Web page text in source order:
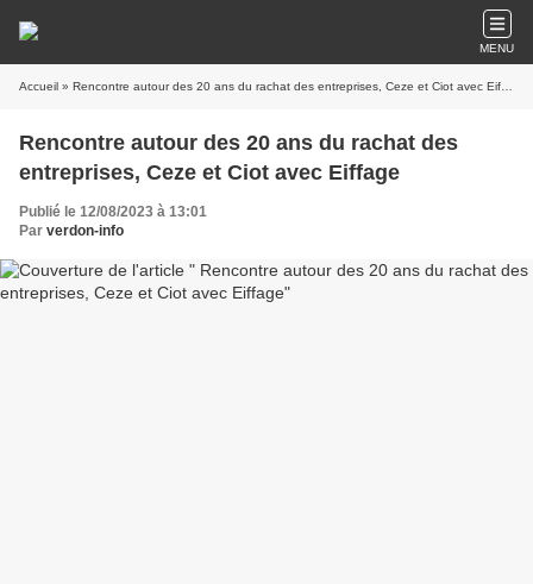
MENU
Accueil » Rencontre autour des 20 ans du rachat des entreprises, Ceze et Ciot avec Eiffage
Rencontre autour des 20 ans du rachat des
entreprises, Ceze et Ciot avec Eiffage
Publié le 12/08/2023 à 13:01
Par verdon-info